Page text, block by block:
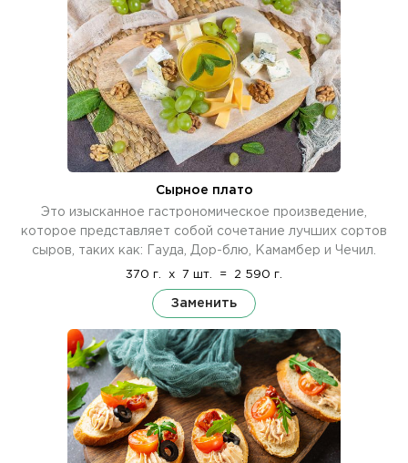
Сырное плато
Это изысканное гастрономическое произведение,
которое представляет собой сочетание лучших сортов
сыров, таких как: Гауда, Дор-блю, Камамбер и Чечил.
370 г. x 7 шт. = 2 590 г.
Заменить